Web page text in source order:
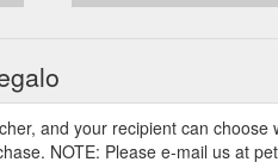
and your recipient can
NOTE: Please e-mail us at